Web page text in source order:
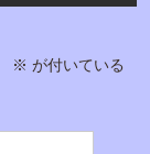
※ が付いている